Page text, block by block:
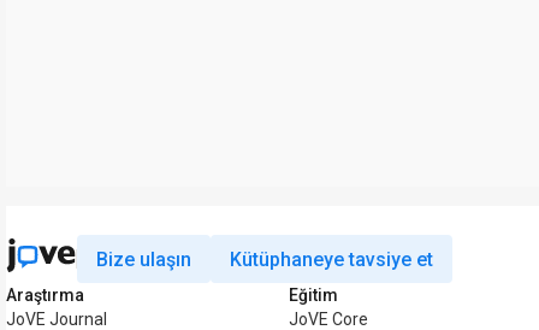
Bize ulaşın Kütüphaneye tavsiye et
Araştırma
JoVE Journal
Eğitim
JoVE Core